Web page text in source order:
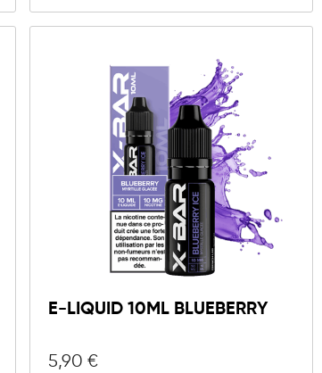
E-LIQUID 10ML BLUEBERRY
5,90€
10mg 20mg
E-
10ml
Aggiungi al carrello